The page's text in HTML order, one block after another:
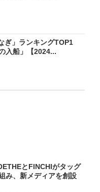
ぎ」ランキングTOP1
入船」【2024...
とFINCHIがタッグ
み、新メディアを創設